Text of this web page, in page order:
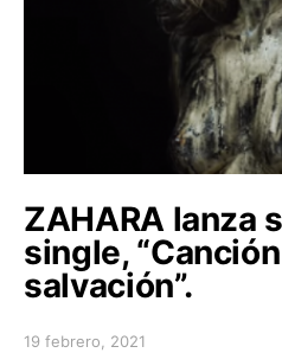
ZAHARA lanza
single,
salvación”.
19 febrero, 2021